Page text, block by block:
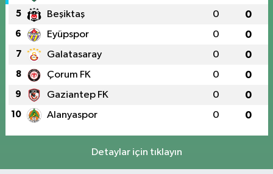
5 Beşiktaş 0 0
6 Eyüpspor 0 0
7 Galatasaray 0 0
8 Çorum FK 0 0
9 Gaziantep FK 0 0
10 Alanyaspor 0 0
Detaylar için tıklayın